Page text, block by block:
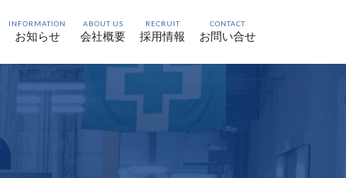
INFORMATION
お知らせ
ABOUT US
会社概要
RECRUIT
採用情報
CONTACT
お問い合せ